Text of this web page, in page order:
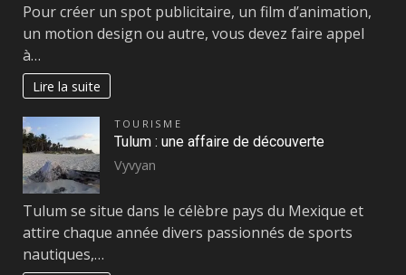
Pour créer un spot publicitaire, un film d’animation,
un motion design ou autre, vous devez faire appel
à…
Lire la suite
TOURISME
Tulum : une affaire de découverte
Vyvyan
Tulum se situe dans le célèbre pays du Mexique et
attire chaque année divers passionnés de sports
nautiques,…